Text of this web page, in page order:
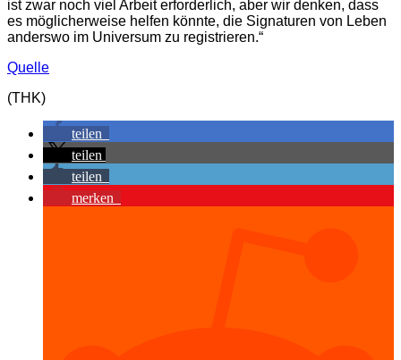
ist zwar noch viel Arbeit erforderlich, aber wir denken, dass
es möglicherweise helfen könnte, die Signaturen von Leben
anderswo im Universum zu registrieren.“
Quelle
(THK)
teilen
teilen
teilen
merken